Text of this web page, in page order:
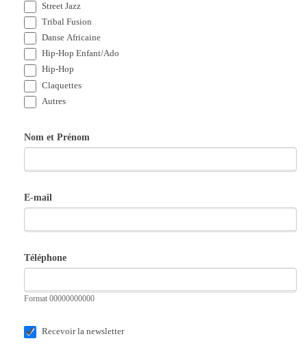
i
m
e
r
i
z
-
v
s
r
a
Street Jazz
Tribal Fusion
Danse Africaine
Hip-Hop Enfant/Ado
Hip-Hop
Claquettes
Autres
e
s
Nom et Prénom
E-mail
Téléphone
Format 00000000000
Recevoir la newsletter